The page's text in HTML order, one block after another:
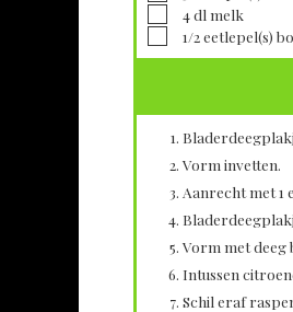
▢
4dl melk
▢1/2eetlepel(s)
Vorm invetten.
Aanrecht met 1
Vorm met deeg
Intussen
Schil eraf